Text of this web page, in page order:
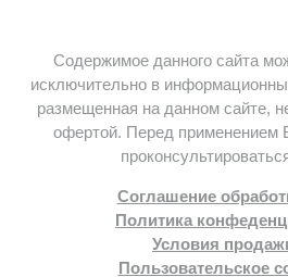
Содержимое данного сайта
исключительно в
размещенная на данном сайте,
офертой. Перед применением
Соглашение
Политика
Условия
Пользовательское